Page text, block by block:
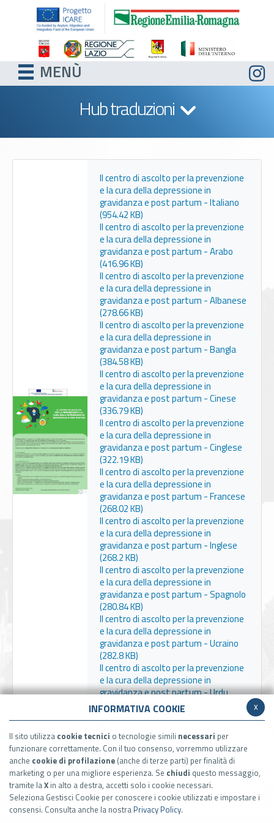
MENÙ
Hub traduzioni
Il centro di ascolto per la prevenzione
e la cura della depressione in
gravidanza e post partum - Italiano
(954.42 KB)
Il centro di ascolto per la prevenzione
e la cura della depressione in
gravidanza e post partum - Arabo
(416.96 KB)
Il centro di ascolto per la prevenzione
e la cura della depressione in
gravidanza e post partum - Albanese
(278.66 KB)
Il centro di ascolto per la prevenzione
e la cura della depressione in
gravidanza e post partum - Bangla
(384.58 KB)
Il centro di ascolto per la prevenzione
e la cura della depressione in
gravidanza e post partum - Cinese
(336.79 KB)
Il centro di ascolto per la prevenzione
e la cura della depressione in
gravidanza e post partum - Cinglese
(322.19 KB)
Il centro di ascolto per la prevenzione
e la cura della depressione in
gravidanza e post partum - Francese
(268.02 KB)
Il centro di ascolto per la prevenzione
e la cura della depressione in
gravidanza e post partum - Inglese
(268.2 KB)
Il centro di ascolto per la prevenzione
e la cura della depressione in
gravidanza e post partum - Spagnolo
(280.84 KB)
Il centro di ascolto per la prevenzione
e la cura della depressione in
gravidanza e post partum - Ucraino
(282.8 KB)
Il centro di ascolto per la prevenzione
e la cura della depressione in
gravidanza e post partum - Urdu
(320.92 KB)
Il centro di ascolto per la prevenzione e la cura della
depressione in gravidanza e post partum - Italiano
(581.48 KB)
x
INFORMATIVA COOKIE
Il sito utilizza cookie tecnici o tecnologie simili necessari per
funzionare correttamente. Con il tuo consenso, vorremmo utilizzare
anche cookie di profilazione (anche di terze parti) per finalità di
marketing o per una migliore esperienza. Se chiudi questo messaggio,
tramite laX in alto a destra, accetti solo i cookie necessari.
Seleziona Gestisci Cookie per conoscere i cookie utilizzati e impostare i
consensi. Consulta anche la nostra Privacy Policy.